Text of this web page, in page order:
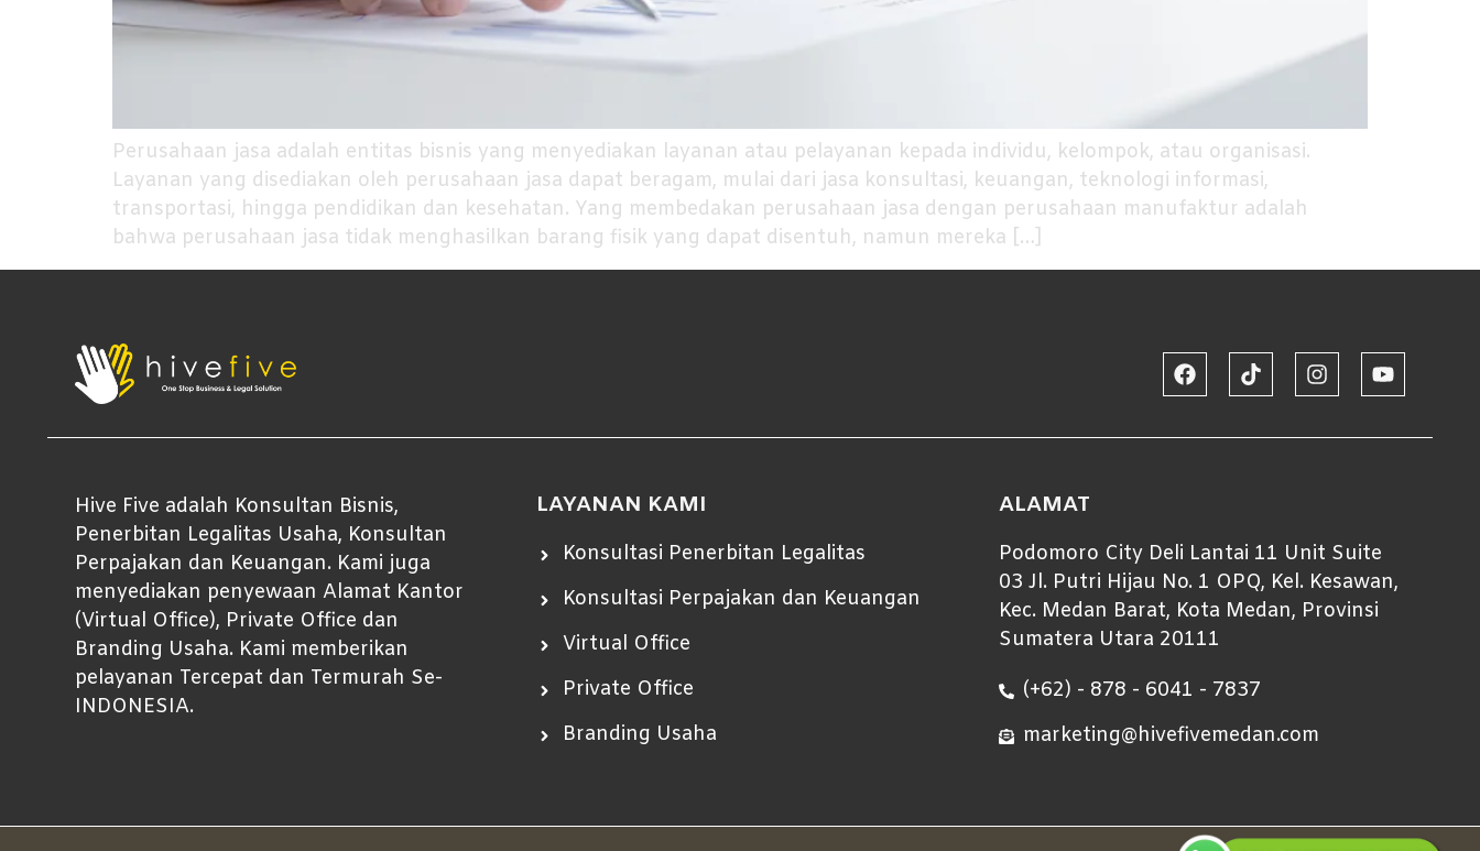
Perusahaan jasa adalah entitas bisnis yang menyediakan layanan atau pelayanan kepada individu, kelompok, atau organisasi.
Layanan yang disediakan oleh perusahaan jasa dapat beragam, mulai dari jasa konsultasi, keuangan, teknologi informasi,
transportasi, hingga pendidikan dan kesehatan. Yang membedakan perusahaan jasa dengan perusahaan manufaktur adalah
bahwa perusahaan jasa tidak menghasilkan barang fisik yang dapat disentuh, namun mereka […]
Hive Five adalah Konsultan Bisnis,
Penerbitan Legalitas Usaha, Konsultan
Perpajakan dan Keuangan. Kami juga
menyediakan penyewaan Alamat Kantor
(Virtual Office), Private Office dan
Branding Usaha. Kami memberikan
pelayanan Tercepat dan Termurah Se-
INDONESIA.
LAYANAN KAMI
Konsultasi Penerbitan Legalitas
Konsultasi Perpajakan dan Keuangan
Virtual Office
Private Office
Branding Usaha
ALAMAT
Podomoro City Deli Lantai 11 Unit Suite
03 Jl. Putri Hijau No. 1 OPQ, Kel. Kesawan,
Kec. Medan Barat, Kota Medan, Provinsi
Sumatera Utara 20111
(+62) - 878 - 6041 - 7837
marketing@hivefivemedan.com